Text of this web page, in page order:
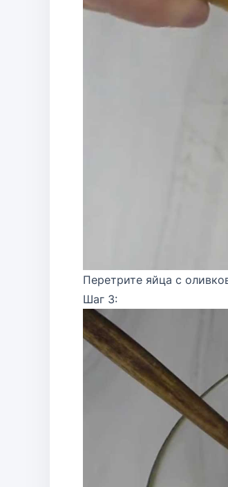
Перетрите яйца с
Шаг 3: